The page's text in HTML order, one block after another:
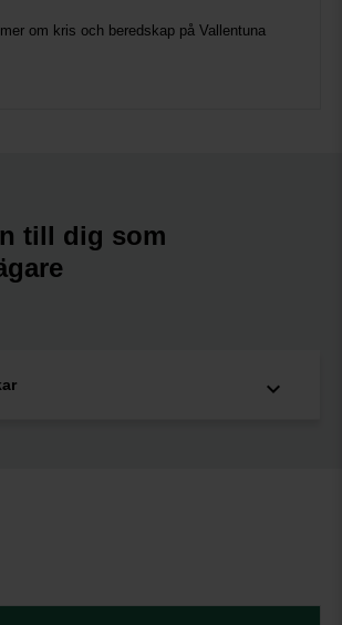
om kris och beredskap på Vallentuna
till dig som